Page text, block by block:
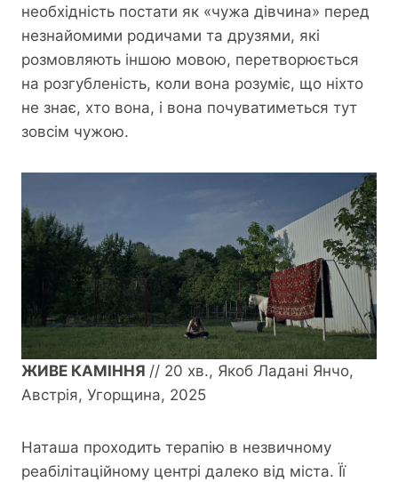
необхідність постати як «чужа дівчина» перед
незнайомими родичами та друзями, які
розмовляють іншою мовою, перетворюється
на розгубленість, коли вона розуміє, що ніхто
не знає, хто вона, і вона почуватиметься тут
зовсім чужою.
ЖИВЕ КАМІННЯ // 20 хв., Якоб Ладані Янчо,
Австрія, Угорщина, 2025
Наташа проходить терапію в незвичному
реабілітаційному центрі далеко від міста. Її